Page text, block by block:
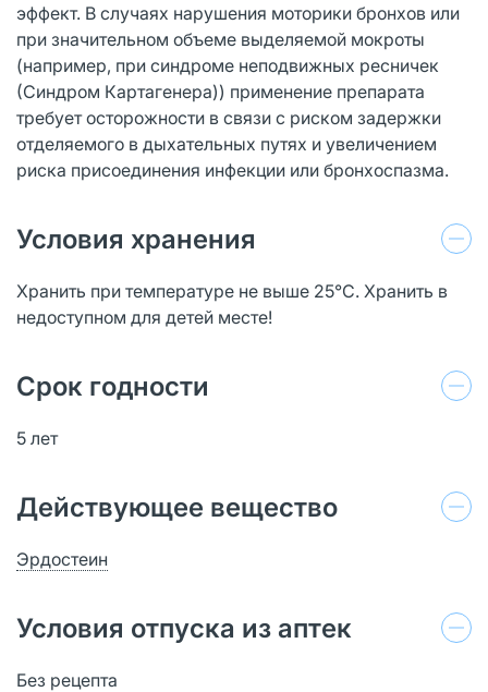
эффект. В случаях нарушения моторики бронхов или
при значительном объеме выделяемой мокроты
(например, при синдроме неподвижных ресничек
(Синдром Картагенера)) применение препарата
требует осторожности в связи с риском задержки
отделяемого в дыхательных путях и увеличением
риска присоединения инфекции или бронхоспазма.
Условия хранения
Хранить при температуре не выше 25°С. Хранить в
недоступном для детей месте!
Срок годности
5 лет
Действующее вещество
Эрдостеин
Условия отпуска из аптек
Без рецепта